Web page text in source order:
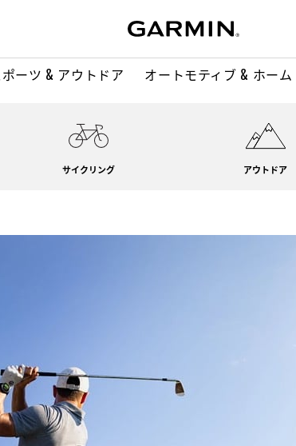
ーツ & アウトドア オートモティブ & ホーム
サイクリング アウトドア